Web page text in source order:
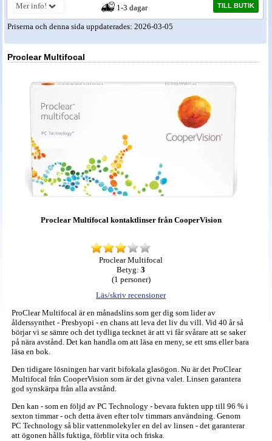
Mer info! 1-3 dagar TILL BUTIK
Priserna och denna sida uppdaterades: 2026-03-05
Proclear Multifocal
Proclear Multifocal kontaktlinser från CooperVision
Proclear Multifocal
Betyg:3
(1 personer)
Läs/skriv recensioner
ProClear Multifocal är en månadslins som ger dig som lider av
ålderssynthet - Presbyopi - en chans att leva det liv du vill. Vid 40 år så
börjar vi se sämre och det tydliga tecknet är att vi får svårare att se saker
på nära avstånd. Det kan handla om att läsa en meny, se ett sms eller bara
läsa en bok.
Den tidigare lösningen har varit bifokala glasögon. Nu är det ProClear
Multifocal från CooperVision som är det givna valet. Linsen garantera
god synskärpa från alla avstånd.
Den kan - som en följd av PC Technology - bevara fukten upp till 96 % i
sexton timmar - och detta även efter tolv timmars användning. Genom
PC Technology så blir vattenmolekyler en del av linsen - det garanterar
att ögonen hålls fuktiga, förblir vita och friska.